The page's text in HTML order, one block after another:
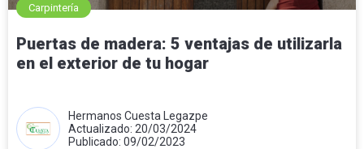
Carpintería
Puertas de madera: 5 ventajas de utilizarla
en el exterior de tu hogar
Hermanos Cuesta Legazpe
Actualizado: 20/03/2024
Publicado: 09/02/2023